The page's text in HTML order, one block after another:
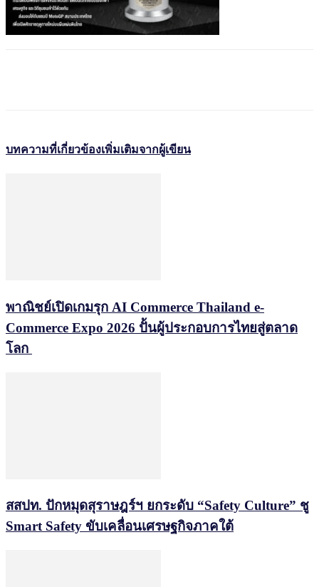
บทความที่เกี่ยวข้องเพิ่มเติมจากผู้เขียน
พาณิชย์เปิดเกมรุก AI Commerce Thailand e-
Commerce Expo 2026 ปั้นผู้ประกอบการไทยสู่ตลาด
โลก
สสปท. ปักหมุดสุราษฎร์ฯ ยกระดับ “Safety Culture” ชู
Smart Safety ขับเคลื่อนเศรษฐกิจภาคใต้